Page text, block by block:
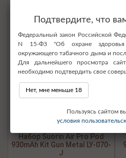
Набор Suorin Air Pro Pod
930mAh Kit Gun Metal LY-070-
J
Подтвердите, что
Федеральный закон Российской
N 15-ФЗ "Об охране здоровья
окружающего табачного дыма и
Для дальнейшего просмотра
необходимо подтвердить свое
Нет, мне меньше 18
Пользуясь сайтом
условия